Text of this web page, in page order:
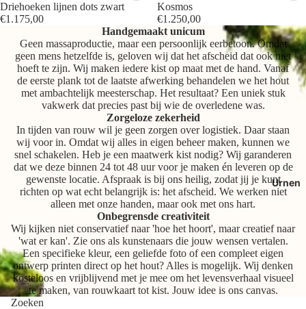
Urnen
Driehoeken lijnen dots zwart
€1.175,00
Kosmos
€1.250,00
Handgemaakt unicum
Geen massaproductie, maar een persoonlijk eerbetoon. Omdat
geen mens hetzelfde is, geloven wij dat het afscheid dat ook niet
hoeft te zijn. Wij maken iedere kist op maat met de hand. Vanaf
de eerste plank tot de laatste afwerking behandelen we het hout
met ambachtelijk meesterschap. Het resultaat? Een uniek stuk
vakwerk dat precies past bij wie de overledene was.
Zorgeloze zekerheid
In tijden van rouw wil je geen zorgen over logistiek. Daar staan
wij voor in. Omdat wij alles in eigen beheer maken, kunnen we
snel schakelen. Heb je een maatwerk kist nodig? Wij garanderen
dat we deze binnen 24 tot 48 uur voor je maken én leveren op de
gewenste locatie. Afspraak is bij ons heilig, zodat jij je kunt
richten op wat echt belangrijk is: het afscheid. We werken niet
alleen met onze handen, maar ook met ons hart.
Onbegrensde creativiteit
Wij kijken niet conservatief naar 'hoe het hoort', maar creatief naar
'wat er kan'. Zie ons als kunstenaars die jouw wensen vertalen.
Een specifieke kleur, een geliefde foto of een compleet eigen
ontwerp printen direct op het hout? Alles is mogelijk. Wij denken
kosteloos en vrijblijvend met je mee om het levensverhaal visueel
te maken, van rouwkaart tot kist. Jouw idee is ons canvas.
Zoeken